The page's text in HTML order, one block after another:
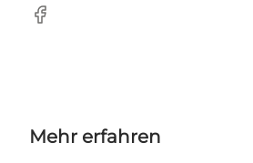
Facebook
Mehr erfahren